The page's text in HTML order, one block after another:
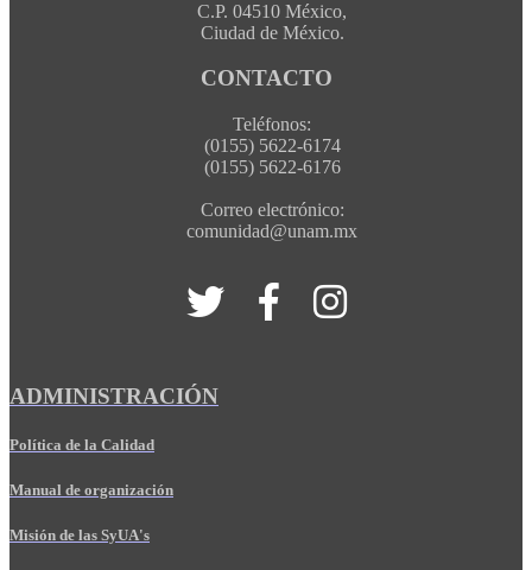
C.P. 04510 México,
Ciudad de México.
CONTACTO
Teléfonos:
(0155) 5622-6174
(0155) 5622-6176
Correo electrónico:
comunidad@unam.mx
ADMINISTRACIÓN
Política de la Calidad
Manual de organización
Misión de las SyUA's